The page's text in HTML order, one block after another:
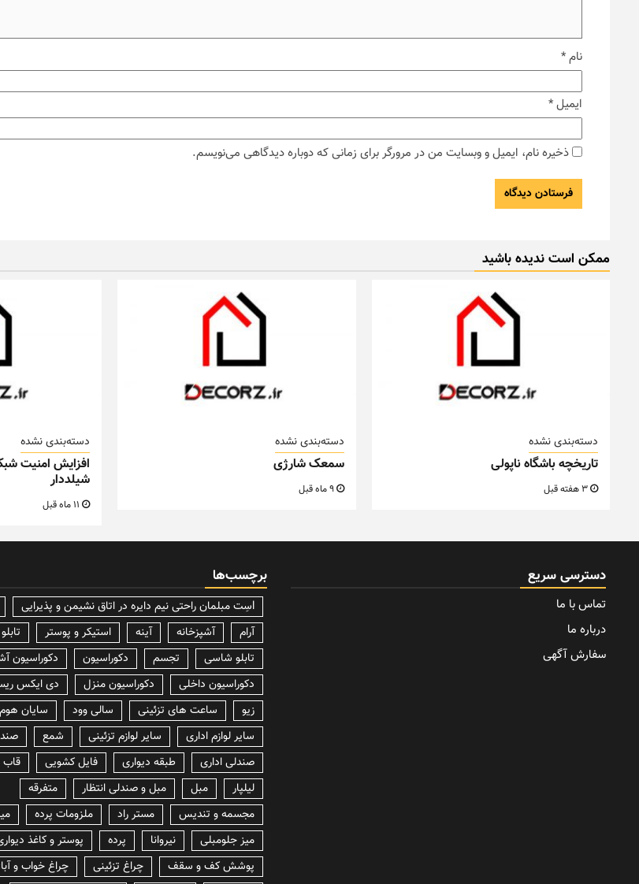
نام*
ایمیل*
ذخیره نام، ایمیل و وبسایت من در مرورگر برای زمانی که دوباره دیدگاهی می‌نویسم.
ممکن است ندیده باشید
دسته‌بندی نشده
تاریخچه باشگاه ناپولی
دسته‌بندی نشده
سمعک شارژی
9 ماه قبل
دسته‌بندی نشده
افزایش امنیت
شیلددار
دسترسی سریع
تماس با ما
درباره ما
سفارش آگهی
برچسب‌ها
lسِت مبلمان راحتی نیم دایره در اتاق نشیمن و پذیرایی
آرام
آشپزخانه آینه استیکر و پوستر
تابلو
تابلو شاسی
تجسم دکوراسیون
دکوراسیون
دکوراسیون داخلی
دکوراسیون منزل
دی ایکس
زیو
ساعت های تزئینی سالی وود
سایان هوم
سایر لوازم اداری
سایر لوازم تزئینی شمع
صندلی اداری
طبقه دیواری فایل کشویی
لیلپار
مبل مبل و صندلی انتظار
متفرقه
مجسمه و تندیس
مستر راد ملزومات پرده
میز جلومبلی
نیروانا پرده
پوستر و کاغذ
پوشش کف و سقف
چراغ تزئینی چراغ خواب و